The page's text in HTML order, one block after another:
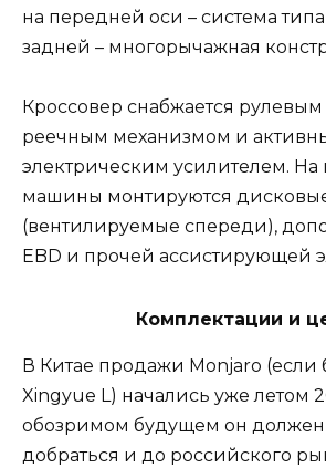
на передней оси – система
задней – многорычажная
Кроссовер снабжается
реечным механизмом и
электрическим усилителем. На
машины монтируются
(вентилируемые спереди),
EBD и прочей ассистирующей
Комплектации и
В Китае продажи Monjaro (если
Xingyue L) начались уже летом
обозримом будущем он
добраться и до российского